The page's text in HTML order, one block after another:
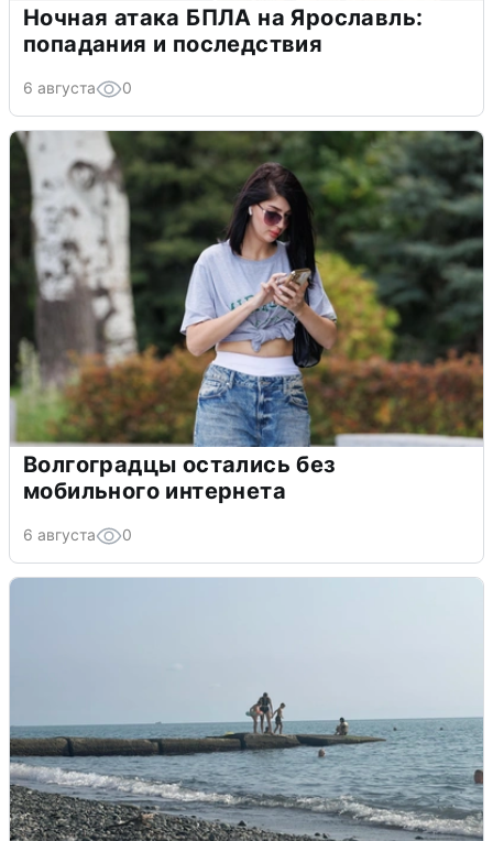
Ночная атака БПЛА на Ярославль:
попадания и последствия
6 августа 0
Волгоградцы остались без
мобильного интернета
6 августа 0